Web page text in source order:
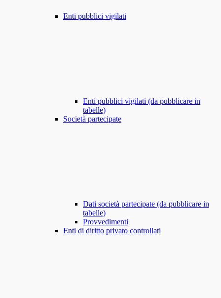
Enti pubblici vigilati
Enti pubblici vigilati (da pubblicare in
tabelle)
Società partecipate
Dati società partecipate (da pubblicare in
tabelle)
Provvedimenti
Enti di diritto privato controllati